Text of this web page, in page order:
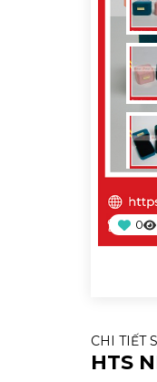
0
CHI TIẾT
HTS